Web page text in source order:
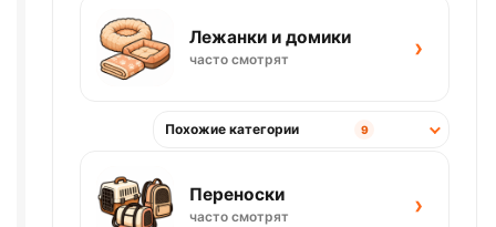
Лежанки и домики
часто смотрят ›
Похожие категории 9
Переноски
часто смотрят ›